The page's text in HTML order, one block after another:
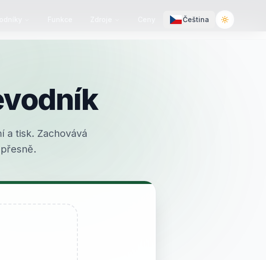
Čeština Toggle
a tisk. Zachovává